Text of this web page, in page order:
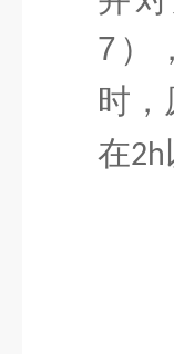
7 ）
时，
在2h